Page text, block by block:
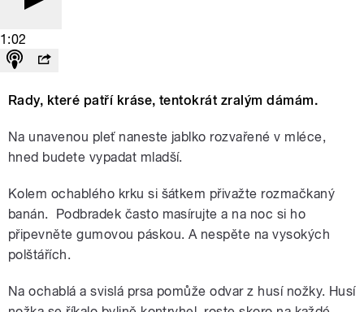
1:02
Rady, které patří kráse, tentokrát zralým dámám.
Na unavenou pleť naneste jablko rozvařené v mléce,
hned budete vypadat mladší.
Kolem ochablého krku si šátkem přivažte rozmačkaný
banán. Podbradek často masírujte a na noc si ho
připevněte gumovou páskou. A nespěte na vysokých
polštářích.
Na ochablá a svislá prsa pomůže odvar z husí nožky. Husí